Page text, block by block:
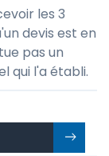
les 3
devis est en
pas un
qui l'a établi.